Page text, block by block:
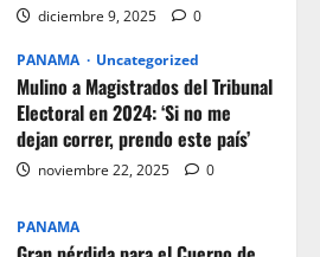
diciembre 9, 2025 0
PANAMA Uncategorized
Mulino a Magistrados del Tribunal
Electoral en 2024: ‘Si no me
dejan correr, prendo este país’
noviembre 22, 2025 0
PANAMA